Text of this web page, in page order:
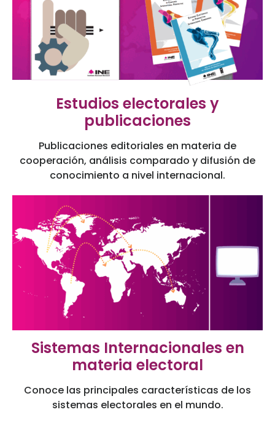
Estudios electorales y
publicaciones​
Publicaciones editoriales en materia de
cooperación, análisis comparado y difusión de
conocimiento a nivel internacional.
Sistemas Internacionales en
materia electoral
Conoce las principales características de los
sistemas electorales en el mundo.